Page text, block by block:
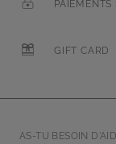
PAIEMENTS
GIFT CARD
AS-TU BESOIN